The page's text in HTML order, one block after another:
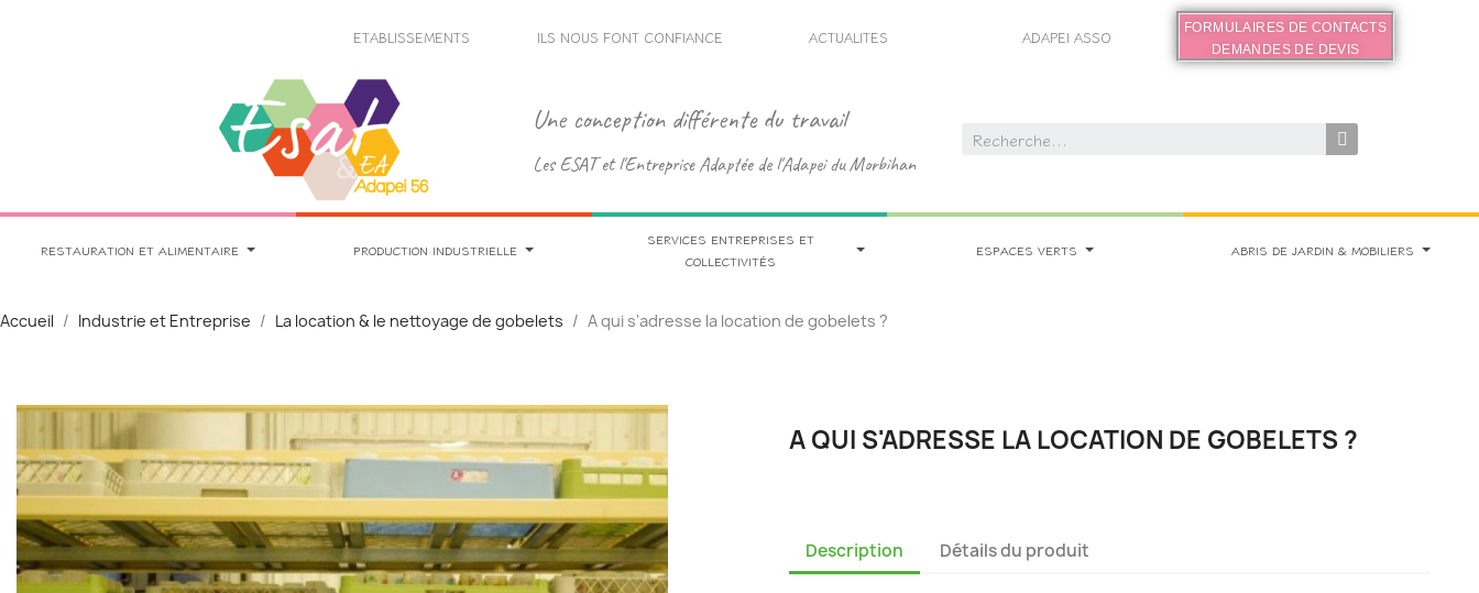
ETABLISSEMENTS ILS NOUS FONT CONFIANCE ACTUALITES ADAPEI ASSO
FORMULAIRES DE CONTACTS
DEMANDES DE DEVIS
Une conception différente du travail
Les ESAT et l'Entreprise Adaptée de l'Adapei du Morbihan
RESTAURATION ET ALIMENTAIRE PRODUCTION INDUSTRIELLE
SERVICES ENTREPRISES ET
COLLECTIVITÉS
ESPACES VERTS ABRIS DE JARDIN & MOBILIERS
Accueil Industrie et Entreprise La location & le nettoyage de gobelets A qui s'adresse la location de gobelets ?
A QUI S'ADRESSE LA LOCATION DE GOBELETS ?
Description Détails du produit